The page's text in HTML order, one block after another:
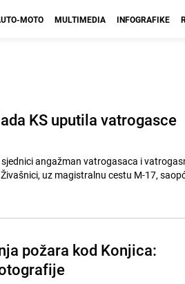
MOTO MULTIMEDIA INFOGRAFIKE
KS uputila vatrogasce
angažman vatrogasaca i
uz magistralnu cestu M-17,
požara kod Konjica: